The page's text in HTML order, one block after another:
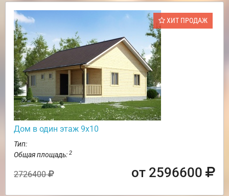
ХИТ ПРОДАЖ
Дом в один этаж 9х10
Тип:
Общая площадь: 2
2726400 от 2596600